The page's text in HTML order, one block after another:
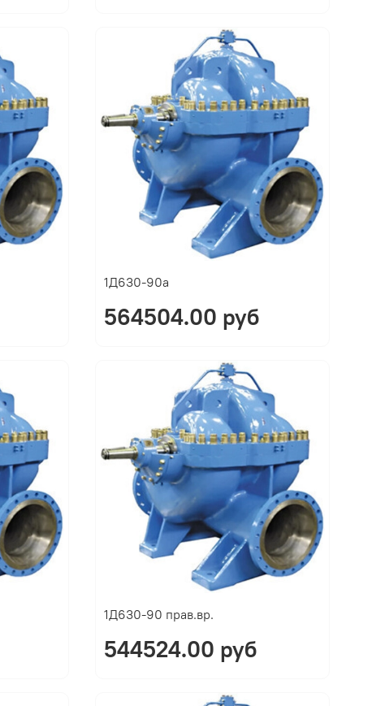
1Д630-90а
564504.00 руб
1Д630-90 прав.вр.
544524.00 руб